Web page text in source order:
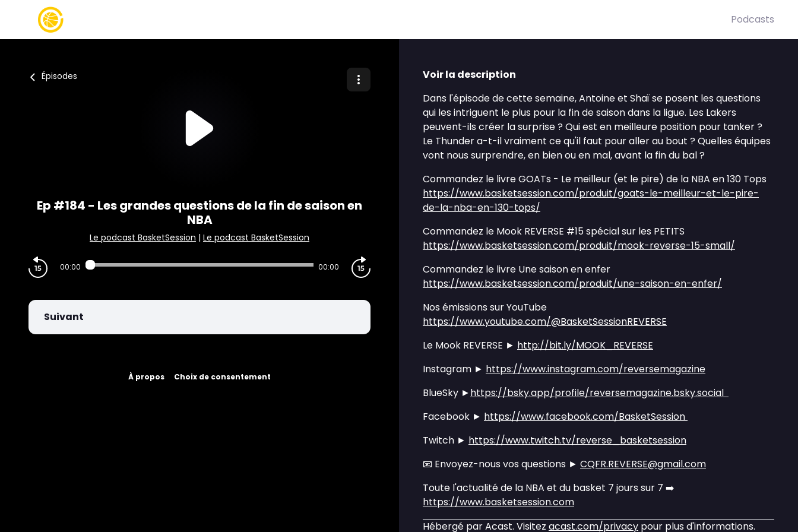
Podcasts
Épisodes
Ep #184 - Les grandes questions de la fin de saison en
NBA
Le podcast BasketSession | Le podcast BasketSession
00:00 00:00
Suivant
À propos Choix de consentement
Voir la description
Dans l'épisode de cette semaine, Antoine et Shaï se posent les questions
qui les intriguent le plus pour la fin de saison dans la ligue. Les Lakers
peuvent-ils créer la surprise ? Qui est en meilleure position pour tanker ?
Le Thunder a-t-il vraiment ce qu'il faut pour aller au bout ? Quelles équipes
vont nous surprendre, en bien ou en mal, avant la fin du bal ?
Commandez le livre GOATs - Le meilleur (et le pire) de la NBA en 130 Tops
https://www.basketsession.com/produit/goats-le-meilleur-et-le-pire-
de-la-nba-en-130-tops/
Commandez le Mook REVERSE #15 spécial sur les PETITS
https://www.basketsession.com/produit/mook-reverse-15-small/
Commandez le livre Une saison en enfer
https://www.basketsession.com/produit/une-saison-en-enfer/
Nos émissions sur YouTube
https://www.youtube.com/@BasketSessionREVERSE
Le Mook REVERSE ► http://bit.ly/MOOK_REVERSE
Instagram ► https://www.instagram.com/reversemagazine
BlueSky ►https://bsky.app/profile/reversemagazine.bsky.social
Facebook ► https://www.facebook.com/BasketSession
Twitch ► https://www.twitch.tv/reverse_basketsession
📧 Envoyez-nous vos questions ► CQFR.REVERSE@gmail.com
Toute l'actualité de la NBA et du basket 7 jours sur 7 ➡️
https://www.basketsession.com
Hébergé par Acast. Visitez acast.com/privacy pour plus d'informations.